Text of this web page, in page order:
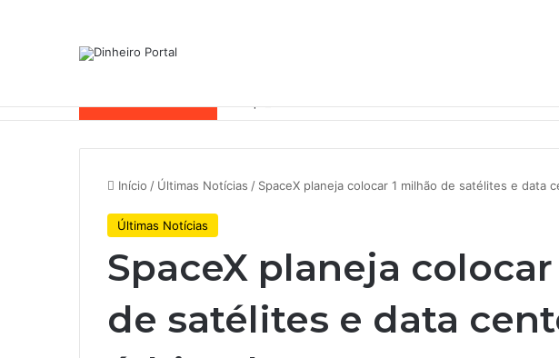
Início / Últimas Notícias / SpaceX planeja colocar 1 milhão de satélites e data
Últimas Notícias
SpaceX planeja
de satélites e data